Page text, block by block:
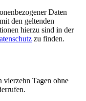
Daten
den geltenden
hierzu sind in der
zu finden.
vierzehn Tagen ohne